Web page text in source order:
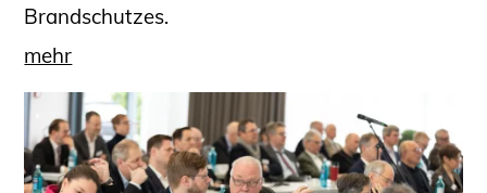
Brandschutzes.
mehr